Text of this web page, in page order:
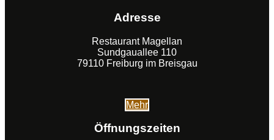
Adresse
Restaurant Magellan
Sundgauallee 110
79110 Freiburg im Breisgau
Mehr
Öffnungszeiten